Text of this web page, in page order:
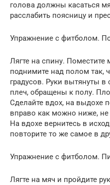
голова должны касаться
расслабить поясницу и
Упражнение с фитболом.
Лягте на спину.
поднимите над полом так,
градусов. Руки вытянуты
плеч, обращены к полу.
Сделайте вдох, на выдохе
вправо как можно ниже,
На вдохе вернитесь в
повторите то же самое в
Упражнение с фитболом.
Лягте на мяч и пройдите